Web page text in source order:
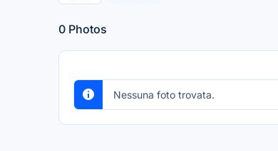
0 Photos
Nessuna foto trovata.